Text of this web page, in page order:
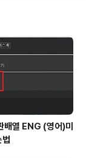
배열 ENG (영어)미